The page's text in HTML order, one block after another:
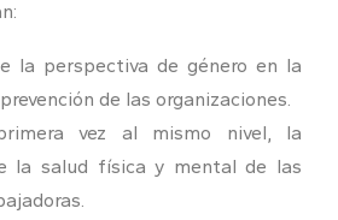
la perspectiva de género en la
de las organizaciones.
vez al mismo nivel, la
la salud física y mental de las